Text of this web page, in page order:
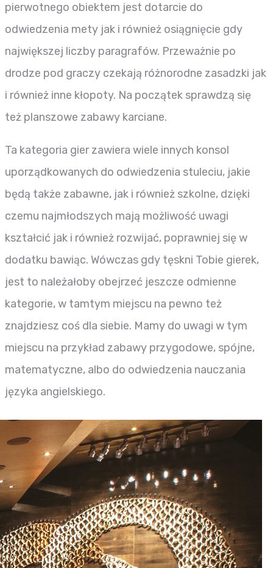
pierwotnego obiektem jest dotarcie do
odwiedzenia mety jak i również osiągnięcie gdy
największej liczby paragrafów. Przeważnie po
drodze pod graczy czekają różnorodne zasadzki jak
i również inne kłopoty. Na początek sprawdzą się
też planszowe zabawy karciane.
Ta kategoria gier zawiera wiele innych konsol
uporządkowanych do odwiedzenia stuleciu, jakie
będą także zabawne, jak i również szkolne, dzięki
czemu najmłodszych mają możliwość uwagi
kształcić jak i również rozwijać, poprawniej się w
dodatku bawiąc. Wówczas gdy tęskni Tobie gierek,
jest to należałoby obejrzeć jeszcze odmienne
kategorie, w tamtym miejscu na pewno też
znajdziesz coś dla siebie. Mamy do uwagi w tym
miejscu na przykład zabawy przygodowe, spójne,
matematyczne, albo do odwiedzenia nauczania
języka angielskiego.